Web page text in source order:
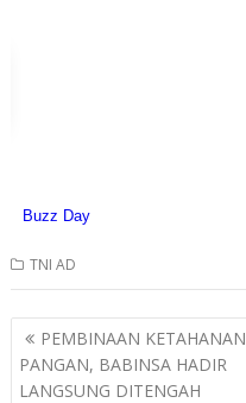
TNI AD
Post
navigation
PEMBINAAN KETAHANAN
PANGAN, BABINSA HADIR
LANGSUNG DITENGAH